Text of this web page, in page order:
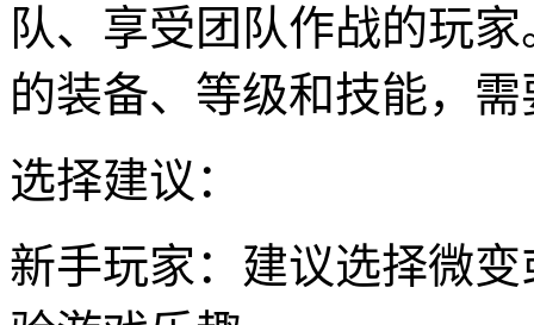
队、享受团队作战的玩
的装备、等级和技能，
选择建议：
新手玩家：建议选择微